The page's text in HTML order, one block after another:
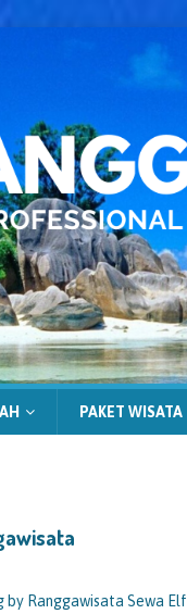
PAKET WISATA
Ranggawisata Sewa Elf